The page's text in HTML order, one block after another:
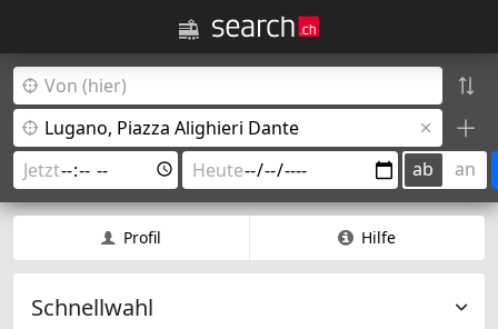
ab an
Profil Hilfe
Schnellwahl